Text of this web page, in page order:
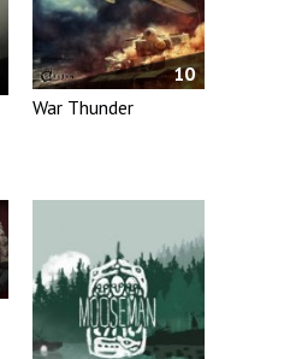
10
War Thunder